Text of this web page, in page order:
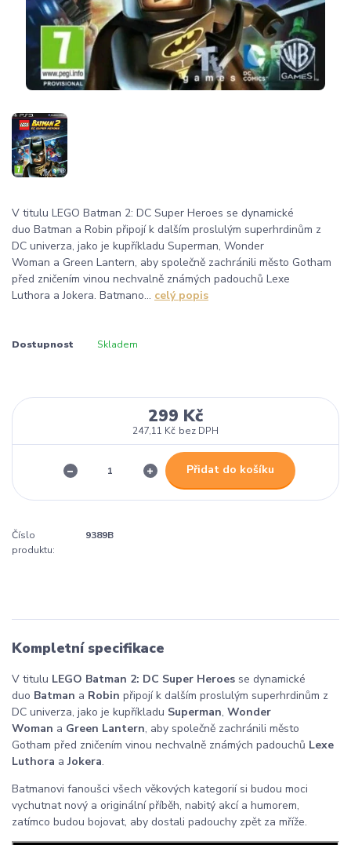
V titulu LEGO Batman 2: DC Super Heroes se dynamické
duo Batman a Robin připojí k dalším proslulým superhrdinům z
DC univerza, jako je kupříkladu Superman, Wonder
Woman a Green Lantern, aby společně zachránili město Gotham
před zničením vinou nechvalně známých padouchů Lexe
Luthora a Jokera. Batmano... celý popis
Dostupnost Skladem
299 Kč
247,11 Kč bez DPH
Přidat do košíku
Číslo
produktu:
9389B
Kompletní specifikace
V titulu LEGO Batman 2: DC Super Heroes se dynamické
duo Batman a Robin připojí k dalším proslulým superhrdinům z
DC univerza, jako je kupříkladu Superman, Wonder
Woman a Green Lantern, aby společně zachránili město
Gotham před zničením vinou nechvalně známých padouchů Lexe
Luthora aJokera.
Batmanovi fanoušci všech věkových kategorií si budou moci
vychutnat nový a originální příběh, nabitý akcí a humorem,
zatímco budou bojovat, aby dostali padouchy zpět za mříže.